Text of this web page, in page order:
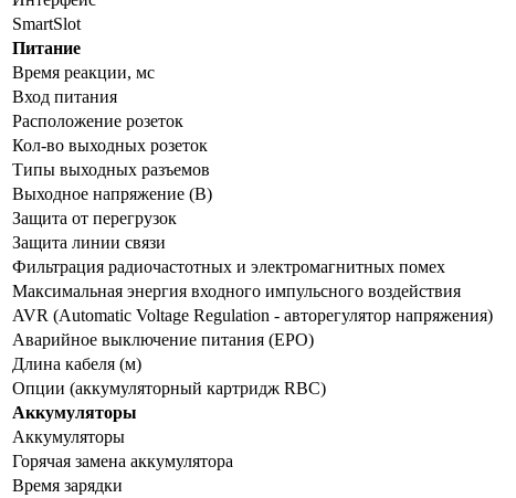
SmartSlot
Питание
Время реакции, мс
Вход питания
Расположение розеток
Кол-во выходных розеток
Типы выходных разъемов
Выходное напряжение (В)
Защита от перегрузок
Защита линии связи
Фильтрация радиочастотных и электромагнитных помех
Максимальная энергия входного импульсного воздействия
AVR (Automatic Voltage Regulation - авторегулятор напряжения)
Аварийное выключение питания (EPO)
Длина кабеля (м)
Опции (аккумуляторный картридж RBC)
Аккумуляторы
Аккумуляторы
Горячая замена аккумулятора
Время зарядки